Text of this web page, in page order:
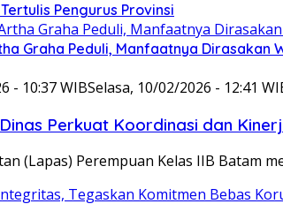
Pengurus Provinsi
Graha Peduli, Manfaatnya Dirasakan
- 10:37 WIBSelasa, 10/02/2026 - 12:41
Perkuat Koordinasi dan
(Lapas) Perempuan Kelas IIB Batam